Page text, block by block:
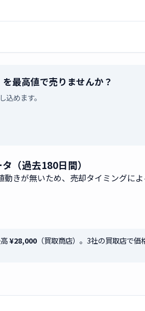
最高値で売りませんか？
めます。
（過去180日間）
動きが無いため、売却タイミングに
¥28,000（買取商店）。3社の買取店で価